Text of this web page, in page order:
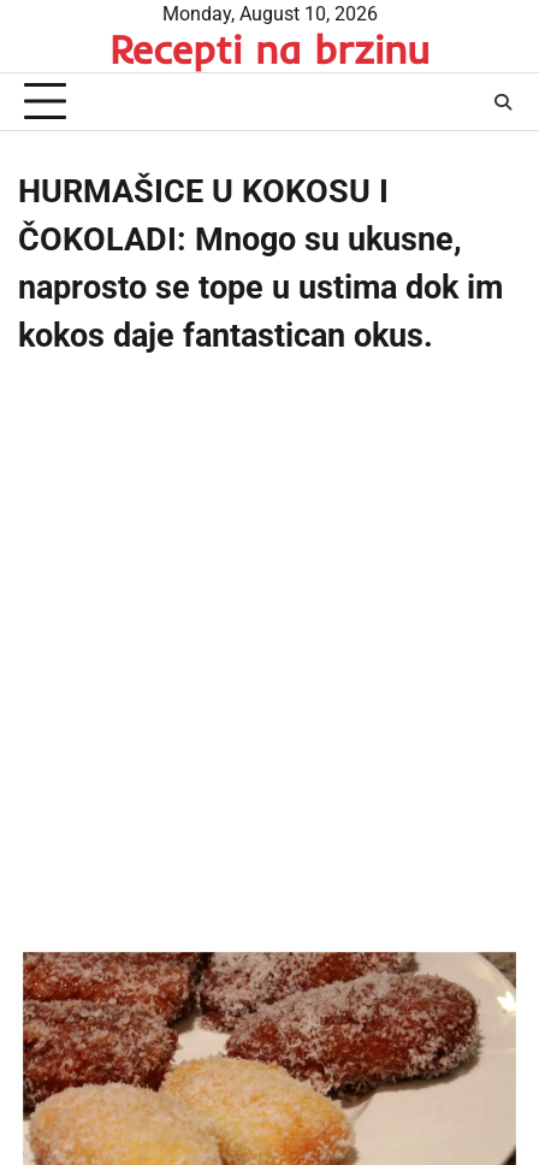
content
Monday, August 10, 2026
Recepti na brzinu
HURMAŠICE U KOKOSU I
ČOKOLADI: Mnogo su ukusne,
naprosto se tope u ustima dok im
kokos daje fantastican okus.